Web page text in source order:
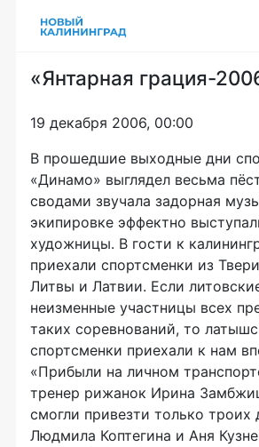
«Янтарная грация-
19 декабря 2006, 00:00
В прошедшие выходные дни
«Динамо» выглядел весьма
сводами звучала задорная
экипировке эффектно
художницы. В гости к
приехали спортсменки из
Литвы и Латвии. Если
неизменные участницы всех
таких соревнований, то
спортсменки приехали к нам
«Прибыли на личном
тренер рижанок Ирина
смогли привезти только троих
Людмила Коптегина и Аня